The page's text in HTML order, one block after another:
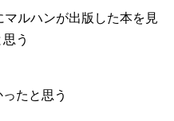
ルハンが出版した本を見
う
たと思う